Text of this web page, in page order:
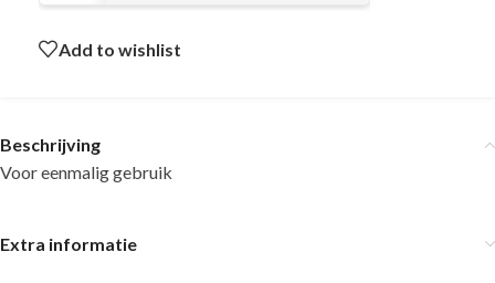
Add to wishlist
Beschrijving
Voor eenmalig gebruik
Extra informatie